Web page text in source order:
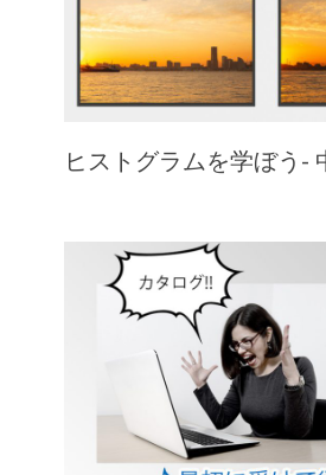
ヒストグラムを学ぼう-